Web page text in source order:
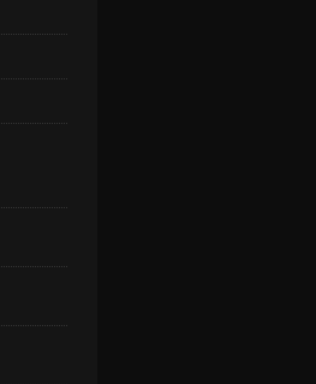
ein neues Kapitel -